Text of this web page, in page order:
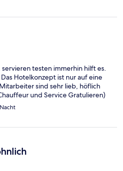
testen immerhin hilft es.
Hotelkonzept ist nur auf eine
sind sehr lieb, höflich
und Service Gratulieren)